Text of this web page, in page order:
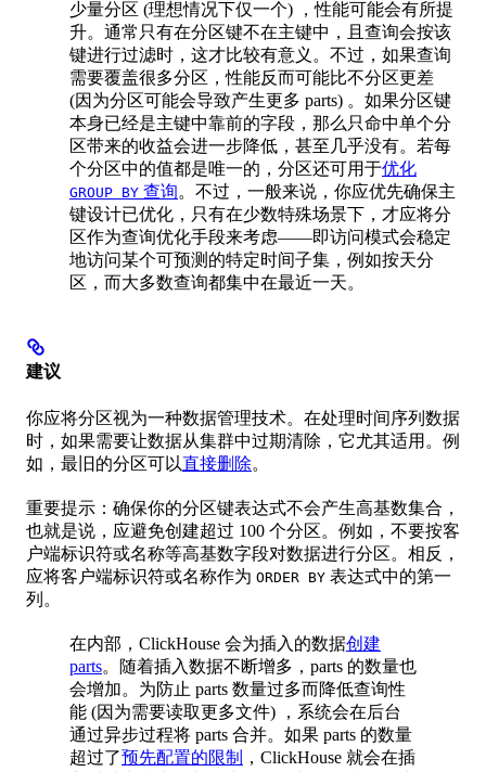
少量分区 (理想情况下仅一个) ，性能可能会有所提
升。通常只有在分区键不在主键中，且查询会按该
键进行过滤时，这才比较有意义。不过，如果查询
需要覆盖很多分区，性能反而可能比不分区更差
(因为分区可能会导致产生更多 parts) 。如果分区键
本身已经是主键中靠前的字段，那么只命中单个分
区带来的收益会进一步降低，甚至几乎没有。若每
个分区中的值都是唯一的，分区还可用于优化
GROUP BY 查询。不过，一般来说，你应优先确保主
键设计已优化，只有在少数特殊场景下，才应将分
区作为查询优化手段来考虑——即访问模式会稳定
地访问某个可预测的特定时间子集，例如按天分
区，而大多数查询都集中在最近一天。
建议
你应将分区视为一种数据管理技术。在处理时间序列数据
时，如果需要让数据从集群中过期清除，它尤其适用。例
如，最旧的分区可以直接删除。
重要提示：确保你的分区键表达式不会产生高基数集合，
也就是说，应避免创建超过 100 个分区。例如，不要按客
户端标识符或名称等高基数字段对数据进行分区。相反，
应将客户端标识符或名称作为 ORDER BY 表达式中的第一
列。
在内部，ClickHouse 会为插入的数据创建
parts。随着插入数据不断增多，parts 的数量也
会增加。为防止 parts 数量过多而降低查询性
能 (因为需要读取更多文件) ，系统会在后台
通过异步过程将 parts 合并。如果 parts 的数量
超过了预先配置的限制
，ClickHouse 就会在插